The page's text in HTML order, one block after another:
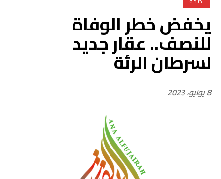
يخفض خطر الوفاة
للنصف.. عقار جديد
لسرطان الرئة
8 يونيو، 2023